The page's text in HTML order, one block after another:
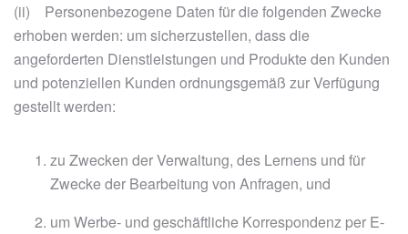
(ii) Personenbezogene Daten für die folgenden Zwecke
erhoben werden: um sicherzustellen, dass die
angeforderten Dienstleistungen und Produkte den Kunden
und potenziellen Kunden ordnungsgemäß zur Verfügung
gestellt werden:
zu Zwecken der Verwaltung, des Lernens und für
Zwecke der Bearbeitung von Anfragen, und
um Werbe- und geschäftliche Korrespondenz per E-